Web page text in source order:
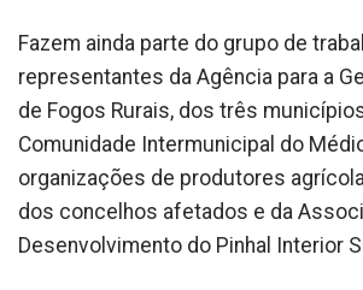
Fazem ainda parte do grupo de
representantes da Agência para a
de Fogos Rurais, dos três
Comunidade Intermunicipal do
organizações de produtores
dos concelhos afetados e da
Desenvolvimento do Pinhal Interior